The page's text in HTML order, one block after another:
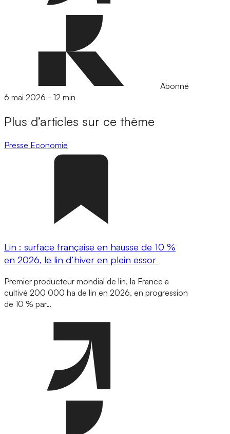
Abonné
6 mai 2026 - 12 min
Plus d’articles sur ce thème
Presse Economie
Lin : surface française en hausse de 10 %
en 2026, le lin d’hiver en plein essor
Premier producteur mondial de lin, la France a
cultivé 200 000 ha de lin en 2026, en progression
de 10 % par…